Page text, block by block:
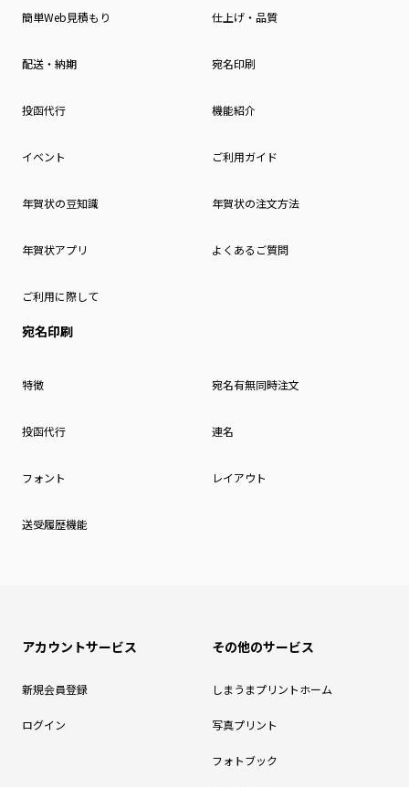
簡単Web見積もり 仕上げ・品質
配送・納期 宛名印刷
投函代行 機能紹介
イベント ご利用ガイド
年賀状の豆知識 年賀状の注文方法
年賀状アプリ よくあるご質問
ご利用に際して
宛名印刷
特徴 宛名有無同時注文
投函代行 連名
フォント レイアウト
送受履歴機能
アカウントサービス
新規会員登録
ログイン
その他のサービス
しまうまプリントホーム
写真プリント
フォトブック